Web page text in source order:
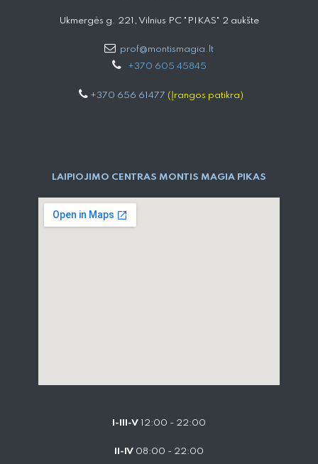
Ukmergės g. 221, Vilnius PC "PIKAS" 2 aukšte
prof@montismagia.lt
+370 605 4584​5
+370 656 61477 (Įrangos patikra)
LAIPIOJIMO CENTRAS MONTIS MAGIA PIKAS
I-III-V 12:00 - 22:00
II-IV 08:00 - 22:00